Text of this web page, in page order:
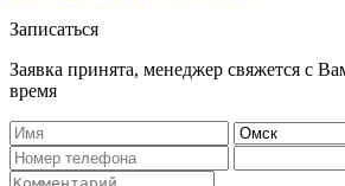
Записаться
Заявка принята, менеджер свяжется с
время